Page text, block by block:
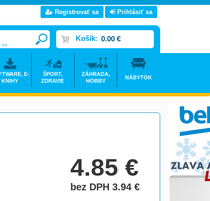
4.85€
bez DPH 3.94€
Registrovať sa Prihlásiť sa
Košík: 0.00 €
>>
E-
KNIHY
ŠPORT,
ZDRAVIE
ZÁHRADA,
HOBBY
NÁBYTOK